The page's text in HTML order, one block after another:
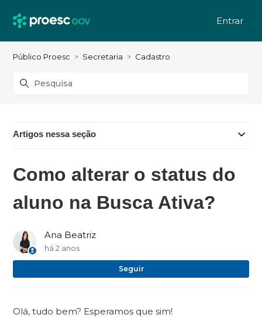
Entrar
Público Proesc Secretaria Cadastro
Artigos nessa seção
Como alterar o status do
aluno na Busca Ativa?
Ana Beatriz
há 2 anos
Seguir
Olá, tudo bem? Esperamos que sim!